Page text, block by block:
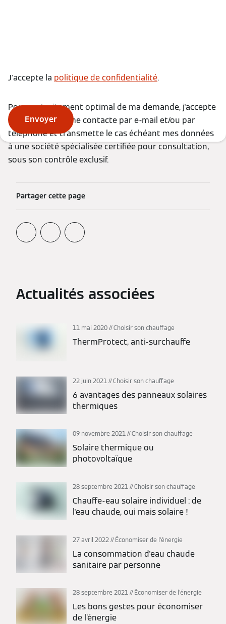
J'accepte la politique de confidentialité.
Pour un traitement optimal de ma demande, j'accepte
que Viessmann me contacte par e-mail et/ou par
téléphone et transmette le cas échéant mes données
à une société spécialisée certifiée pour consultation,
sous son contrôle exclusif.
Envoyer
Partager cette page
Actualités associées
11 mai 2020 Choisir son chauffage
ThermProtect, anti-surchauffe
22 juin 2021 Choisir son chauffage
6 avantages des panneaux solaires
thermiques
09 novembre 2021 Choisir son chauffage
Solaire thermique ou
photovoltaïque
28 septembre 2021 Choisir son chauffage
Chauffe-eau solaire individuel : de
l'eau chaude, oui mais solaire !
27 avril 2022 Économiser de l'énergie
La consommation d'eau chaude
sanitaire par personne
28 septembre 2021 Économiser de l'énergie
Les bons gestes pour économiser
de l’énergie